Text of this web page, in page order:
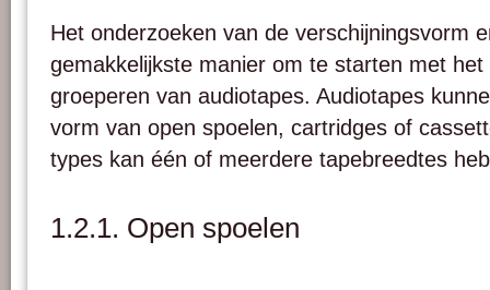
Het onderzoeken van de verschijningsvorm
gemakkelijkste manier om te starten met het
groeperen van audiotapes. Audiotapes
vorm van open spoelen, cartridges of
types kan één of meerdere tapebreedtes
1.2.1. Open spoelen